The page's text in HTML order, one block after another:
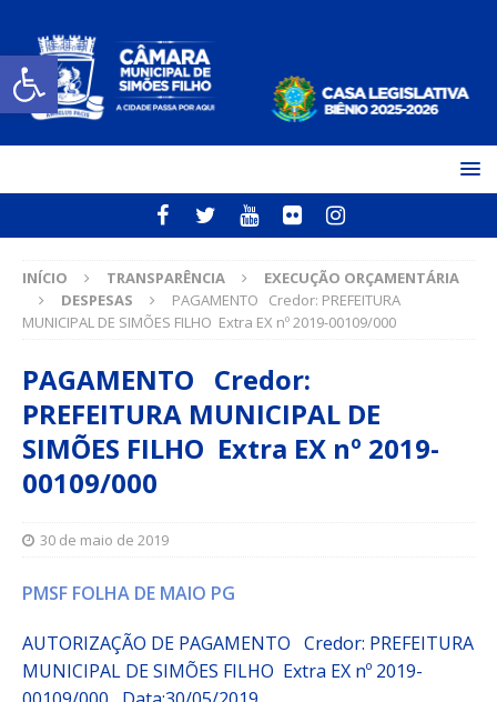
Open toolbar
INÍCIO TRANSPARÊNCIA
EXECUÇÃO ORÇAMENTÁRIA
DESPESAS
PAGAMENTO Credor: PREFEITURA
MUNICIPAL DE SIMÕES FILHO Extra EX nº 2019-00109/000
PAGAMENTO Credor:
PREFEITURA MUNICIPAL DE
SIMÕES FILHO Extra EX nº 2019-
00109/000
30 de maio de 2019
PMSF FOLHA DE MAIO PG
AUTORIZAÇÃO DE PAGAMENTO Credor: PREFEITURA
MUNICIPAL DE SIMÕES FILHO Extra EX nº 2019-